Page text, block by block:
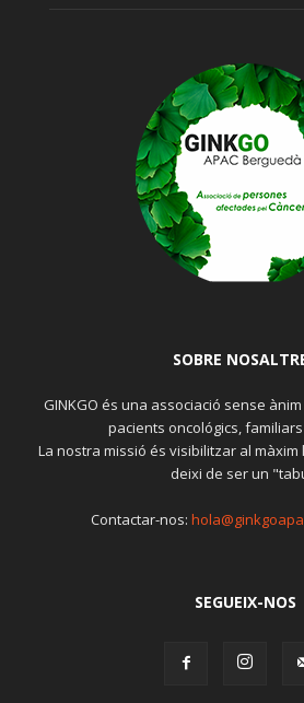
SOBRE
GINKGO és una associació sense
pacients oncológics,
La nostra missió és visibilitzar al
deixi de ser un
Contactar-nos:
SEGUEIX-NOS